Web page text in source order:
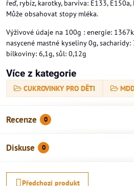
řeď, rybíz, karotky, barviva: E133, E150a,
Může obsahovat stopy mléka.
Výživové údaje na 100g : energie:
nasycené mastné kyseliny 0g,
bílkoviny: 6,1g, sůl: 0,12g
Více z kategorie
CUKROVINKY PRO DĚTI
Recenze 0
Diskuse 0
Předchozí produkt